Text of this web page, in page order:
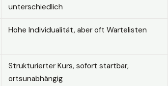
unterschiedlich
Hohe Individualität, aber oft Wartelisten
Strukturierter Kurs, sofort startbar,
ortsunabhängig